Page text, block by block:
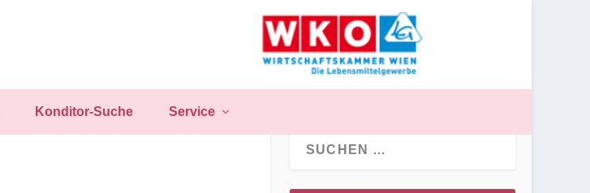
Konditor-Suche Service